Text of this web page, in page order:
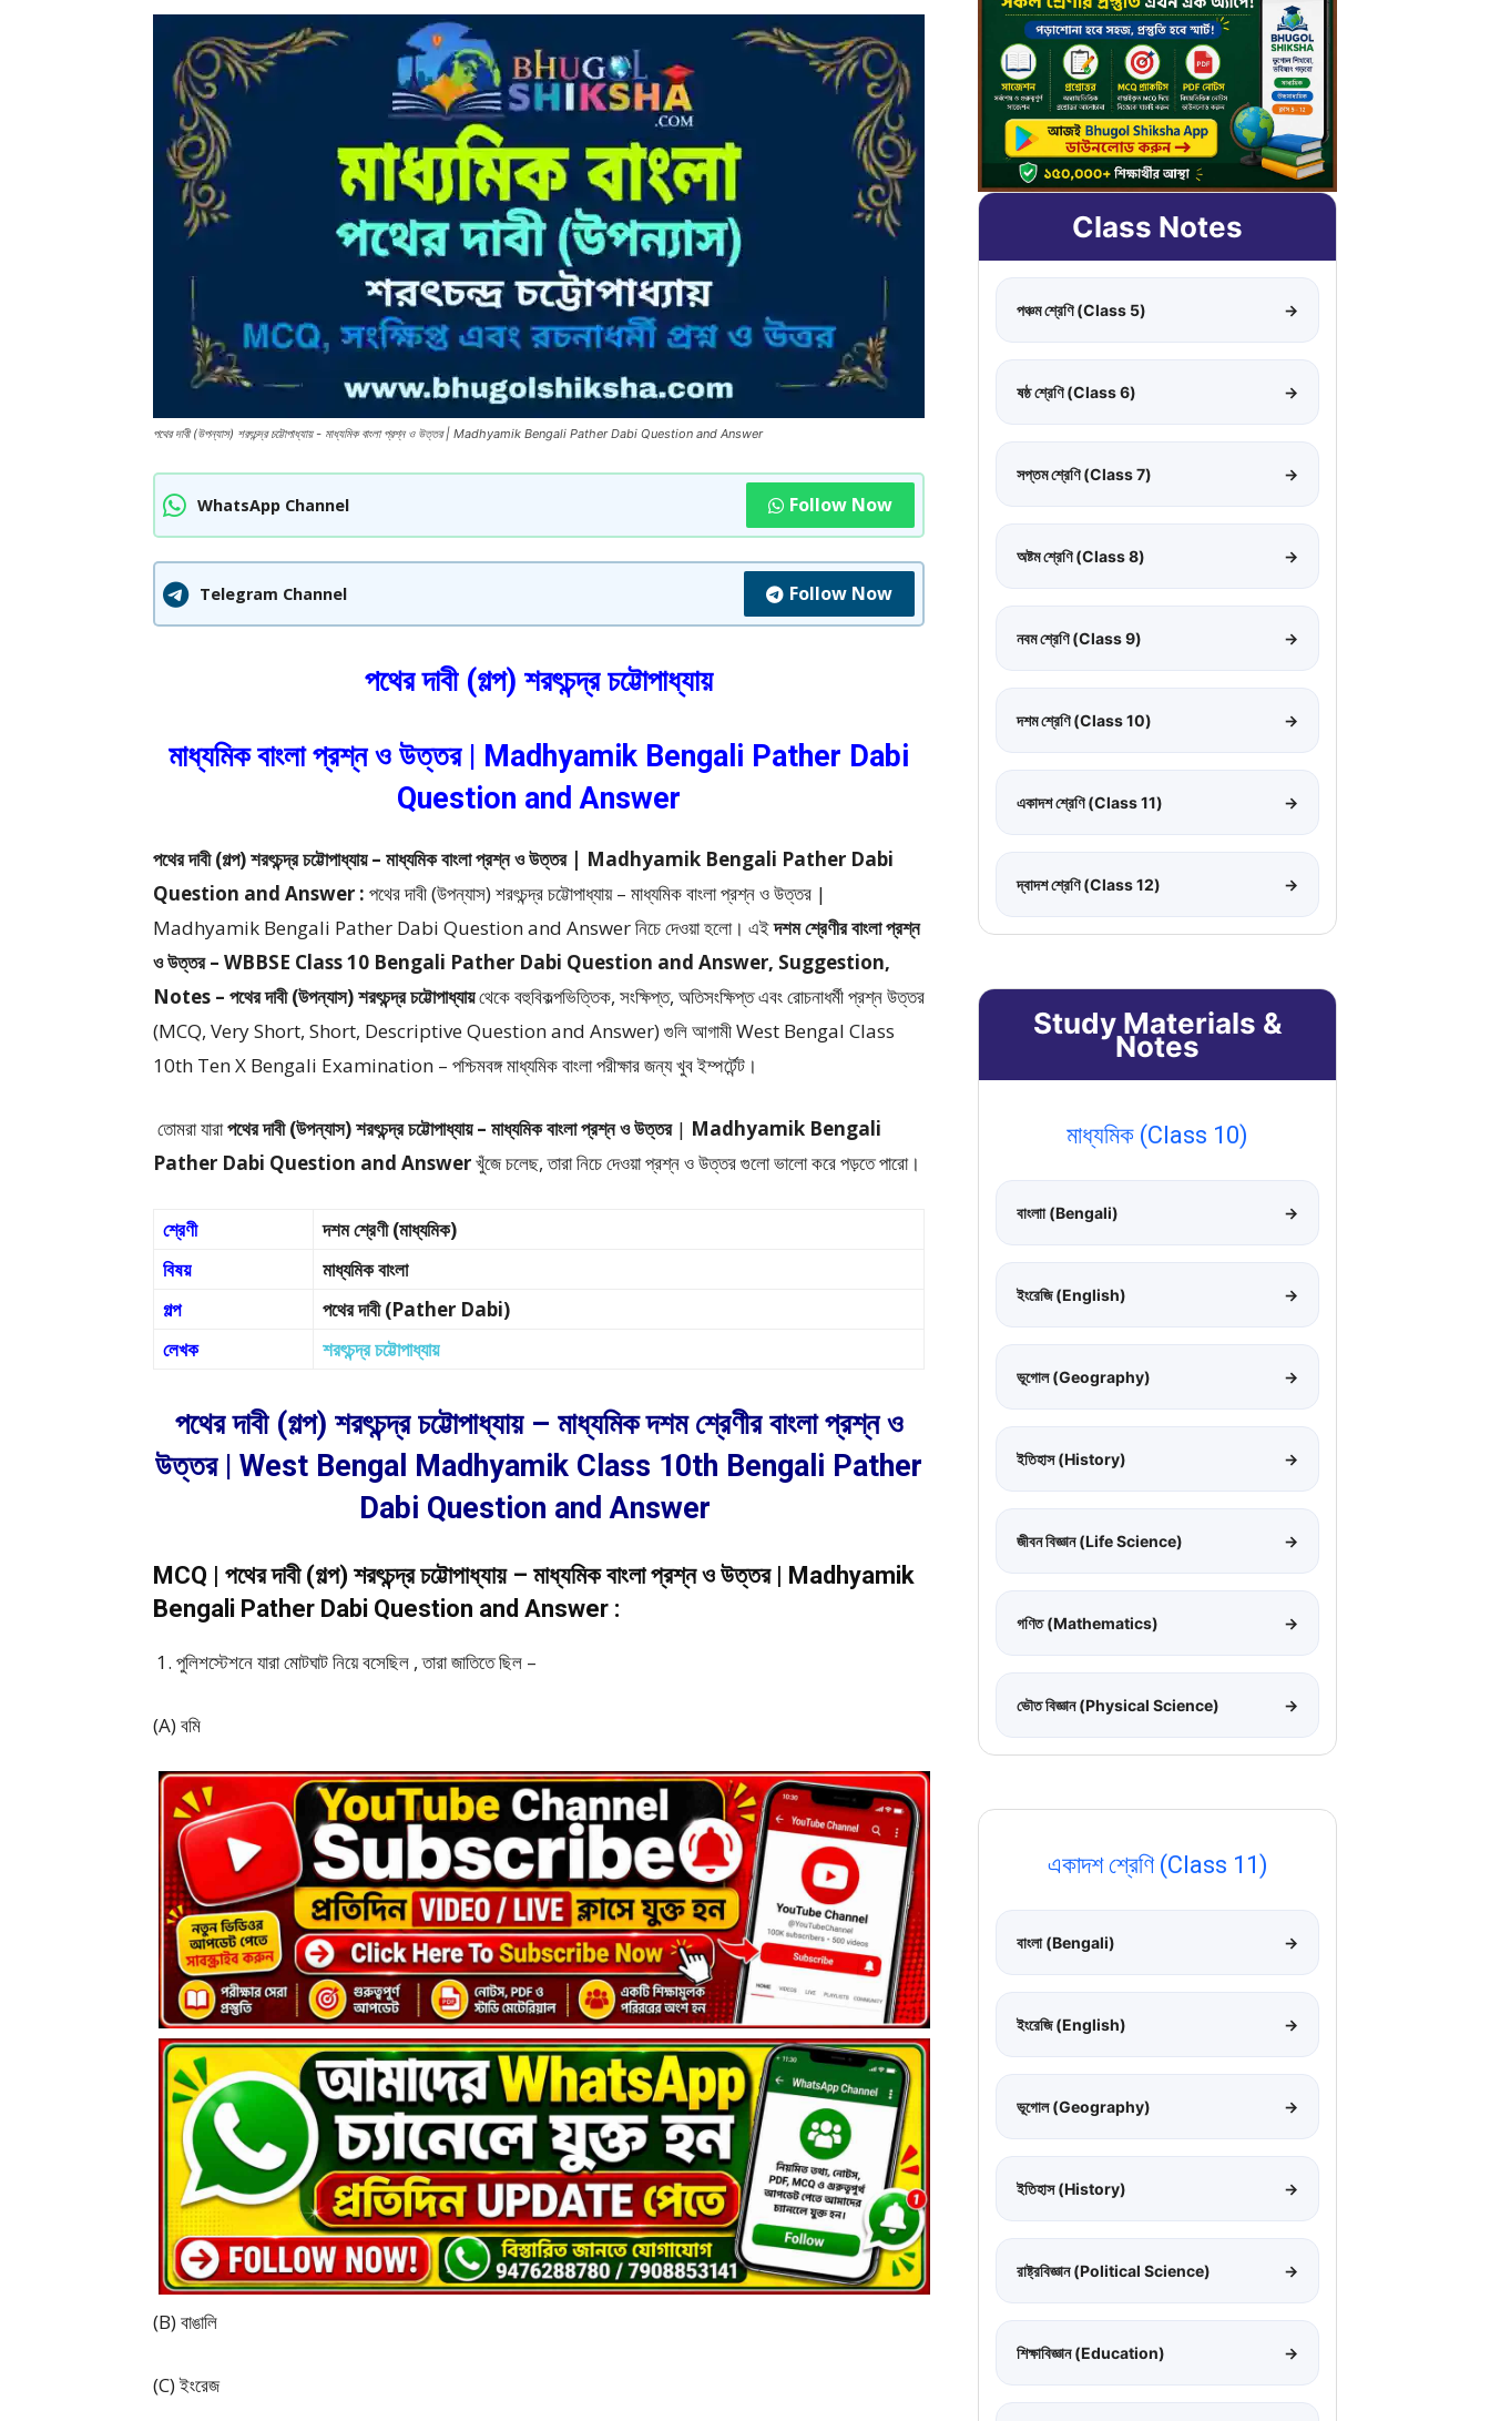
পথের দাবী (উপন্যাস) শরৎচন্দ্র চট্টোপাধ্যায় - মাধ্যমিক বাংলা প্রশ্ন ও উত্তর | Madhyamik Bengali Pather Dabi Question and Answer
WhatsApp Channel Follow Now
Telegram Channel Follow Now
পথের দাবী (গল্প) শরৎচন্দ্র চট্টোপাধ্যায়
মাধ্যমিক বাংলা প্রশ্ন ও উত্তর | Madhyamik Bengali Pather Dabi
Question and Answer
পথের দাবী (গল্প) শরৎচন্দ্র চট্টোপাধ্যায় – মাধ্যমিক বাংলা প্রশ্ন ও উত্তর | Madhyamik Bengali Pather Dabi
Question and Answer : পথের দাবী (উপন্যাস) শরৎচন্দ্র চট্টোপাধ্যায় – মাধ্যমিক বাংলা প্রশ্ন ও উত্তর |
Madhyamik Bengali Pather Dabi Question and Answerনিচে দেওয়া হলো। এইদশম শ্রেণীর বাংলা প্রশ্ন
ও উত্তর – WBBSE Class 10 Bengali Pather Dabi Question and Answer, Suggestion,
Notes – পথের দাবী (উপন্যাস) শরৎচন্দ্র চট্টোপাধ্যায়থেকেবহুবিকল্পভিত্তিক, সংক্ষিপ্ত, অতিসংক্ষিপ্ত এবং রোচনাধর্মী প্রশ্ন উত্তর
(MCQ, Very Short, Short, Descriptive Question and Answer)গুলি আগামী West Bengal Class
10th Ten X Bengali Examination – পশ্চিমবঙ্গ মাধ্যমিক বাংলা পরীক্ষার জন্য খুব ইম্পর্টেন্ট।
তোমরা যারাপথের দাবী (উপন্যাস) শরৎচন্দ্র চট্টোপাধ্যায় – মাধ্যমিক বাংলা প্রশ্ন ও উত্তর| Madhyamik Bengali
Pather Dabi Question and Answerখুঁজে চলেছ, তারা নিচে দেওয়া প্রশ্ন ও উত্তর গুলো ভালো করে পড়তে পারো।
শ্রেণী
দশম শ্রেণী (মাধ্যমিক)
বিষয়
মাধ্যমিক বাংলা
গল্প
পথের দাবী (Pather Dabi)
লেখক
শরৎচন্দ্র চট্টোপাধ্যায়
পথের দাবী (গল্প) শরৎচন্দ্র চট্টোপাধ্যায় – মাধ্যমিক দশম শ্রেণীর বাংলা প্রশ্ন ও
উত্তর | West Bengal Madhyamik Class 10th Bengali Pather
Dabi Question and Answer
MCQ | পথের দাবী (গল্প) শরৎচন্দ্র চট্টোপাধ্যায় – মাধ্যমিক বাংলা প্রশ্ন ও উত্তর | Madhyamik
Bengali Pather Dabi Question and Answer :
পুলিশস্টেশনে যারা মোটঘাট নিয়ে বসেছিল , তারা জাতিতে ছিল –
(A) বমি
(B) বাঙালি
(C) ইংরেজ
Class Notes
পঞ্চম শ্রেণি (Class 5) →
ষষ্ঠ শ্রেণি (Class 6) →
সপ্তম শ্রেণি (Class 7) →
অষ্টম শ্রেণি (Class 8) →
নবম শ্রেণি (Class 9) →
দশম শ্রেণি (Class 10) →
একাদশ শ্রেণি (Class 11) →
দ্বাদশ শ্রেণি (Class 12) →
Study Materials &
Notes
মাধ্যমিক (Class 10)
বাংলাা (Bengali) →
ইংরেজি (English) →
ভূগোল (Geography) →
ইতিহাস (History) →
জীবন বিজ্ঞান (Life Science) →
গণিত (Mathematics) →
ভৌত বিজ্ঞান (Physical Science) →
একাদশ শ্রেণি (Class 11)
বাংলা (Bengali) →
ইংরেজি (English) →
ভূগোল (Geography) →
ইতিহাস (History) →
রাষ্ট্রবিজ্ঞান (Political Science) →
শিক্ষাবিজ্ঞান (Education) →